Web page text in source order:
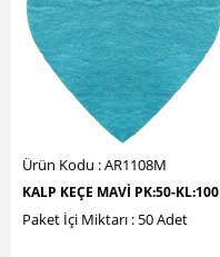
Ürün Kodu : AR1108M
KALP KEÇE MAVİ PK:50-KL:100
Paket İçi Miktarı : 50 Adet